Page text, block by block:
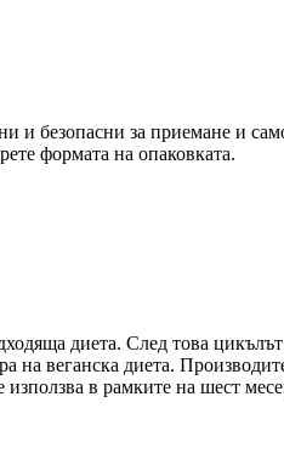
безопасни за приемане и
формата на опаковката.
диета. След това
веганска диета.
в рамките на шест